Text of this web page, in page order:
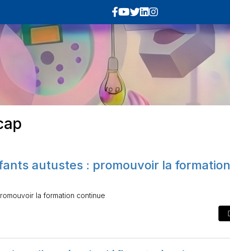
autustes : promouvoir la formation
la formation continue